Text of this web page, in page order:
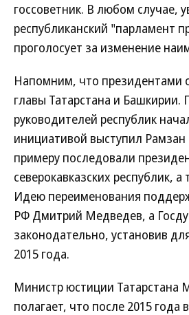
госсоветник. В любом случае,
республиканский "парламент
проголосует за изменение
Напомним, что президентами
главы Татарстана и Башкирии.
руководителей республик
инициативой выступил
примеру последовали
северокавказских республик, а
Идею переименования
РФ Дмитрий Медведев, а
законодательно, установив
2015 года.
Министр юстиции Татарстана
полагает, что после 2015 года